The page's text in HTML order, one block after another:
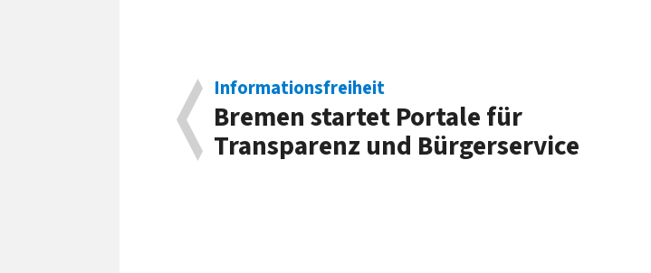
Informationsfreiheit
Bremen startet Portale für
Transparenz und Bürgerservice